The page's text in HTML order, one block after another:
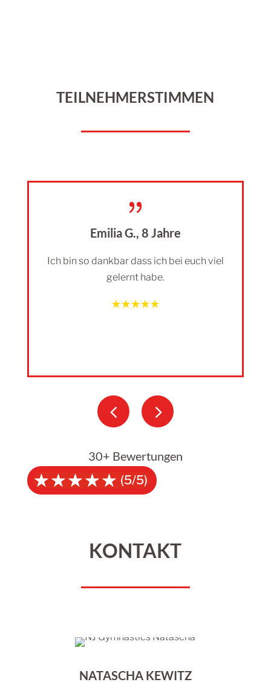
TEILNEHMER­STIMMEN
{
Ich bin so dankbar dass ich bei euch viel
gelernt habe.
Emilia G., 8 Jahre
☆☆☆☆☆
☆☆☆☆☆ (5/5)
30+ Bewertungen
KONTAKT
NATASCHA KEWITZ